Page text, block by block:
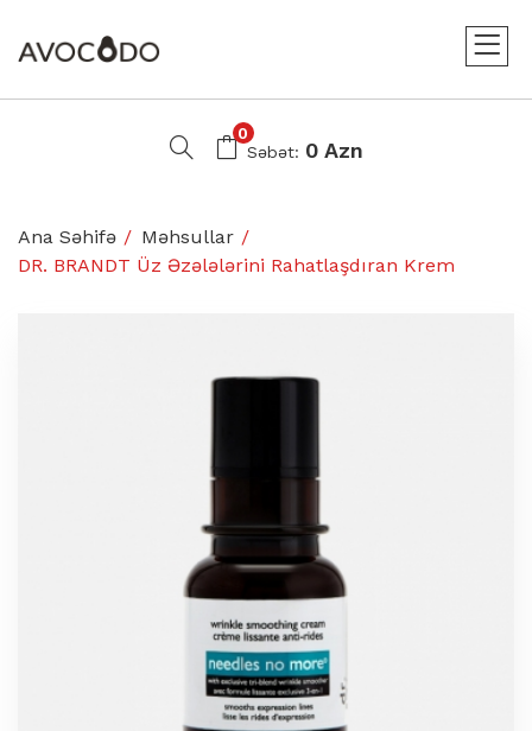
Səbət: 0 Azn
0
Ana Səhifə
Məhsullar
DR. BRANDT Üz Əzələlərini Rahatlaşdıran Krem